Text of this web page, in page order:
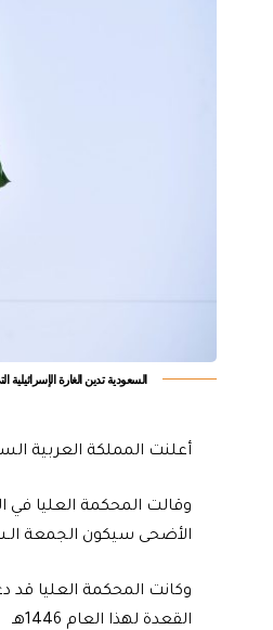
السعودية تدين الغارة
أعلنت المملكة العربية
الأضحى سيكون الجمعة
وكانت المحكمة العليا
القعدة لهذا العام 1446هـ